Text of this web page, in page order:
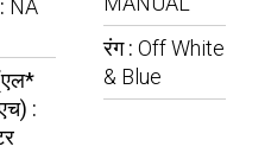
NA
:
रंग : Off White
& Blue